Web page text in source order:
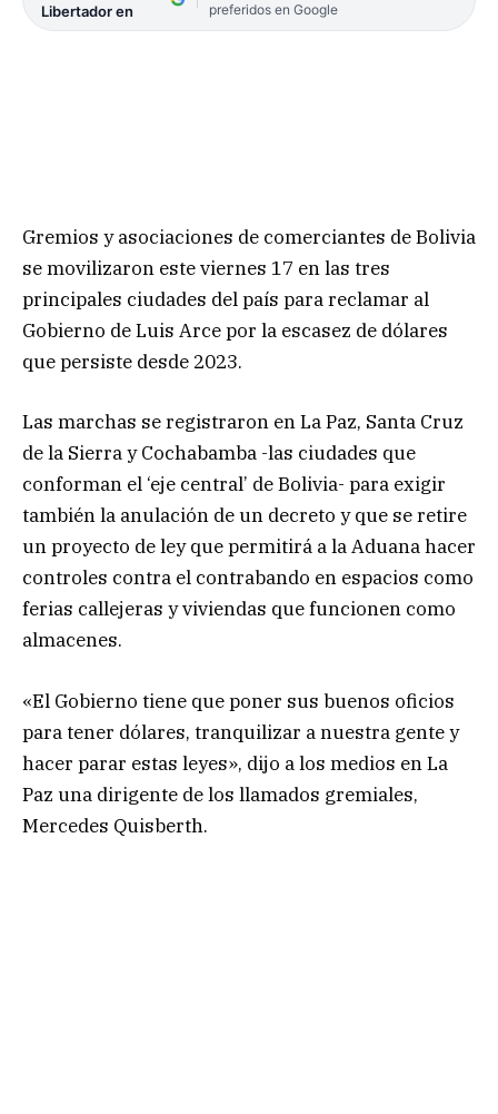
Libertador en
preferidos en Google
Gremios y asociaciones de comerciantes de Bolivia
se movilizaron este viernes 17 en las tres
principales ciudades del país para reclamar al
Gobierno de Luis Arce por la escasez de dólares
que persiste desde 2023.
Las marchas se registraron en La Paz, Santa Cruz
de la Sierra y Cochabamba -las ciudades que
conforman el ‘eje central’ de Bolivia- para exigir
también la anulación de un decreto y que se retire
un proyecto de ley que permitirá a la Aduana hacer
controles contra el contrabando en espacios como
ferias callejeras y viviendas que funcionen como
almacenes.
«El Gobierno tiene que poner sus buenos oficios
para tener dólares, tranquilizar a nuestra gente y
hacer parar estas leyes», dijo a los medios en La
Paz una dirigente de los llamados gremiales,
Mercedes Quisberth.